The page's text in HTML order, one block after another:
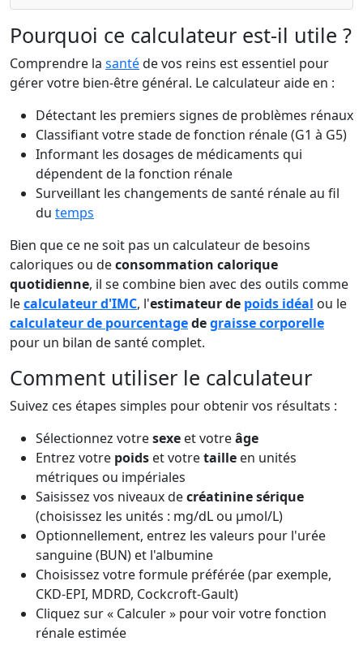
Pourquoi ce calculateur est-il utile ?
Comprendre la santéde vos reins est essentiel pour
gérer votre bien-être général. Le calculateur aide en :
Détectant les premiers signes de problèmes rénaux
Classifiant votre stade de fonction rénale (G1 à G5)
Informant les dosages de médicaments qui
dépendent de la fonction rénale
Surveillant les changements de santé rénale au fil
du temps
Bien que ce ne soit pas un calculateur de besoins
caloriques ou deconsommation calorique
quotidienne, il se combine bien avec des outils comme
lecalculateur d'IMC, l'estimateur de poids idéal ou le
calculateur de pourcentagedegraisse corporelle
pour un bilan de santé complet.
Comment utiliser le calculateur
Suivez ces étapes simples pour obtenir vos résultats :
Sélectionnez votresexe et votreâge
Entrez votre poids et votretaille en unités
métriques ou impériales
Saisissez vos niveaux decréatinine sérique
(choisissez les unités : mg/dL ou µmol/L)
Optionnellement, entrez les valeurs pour l'urée
sanguine (BUN) et l'albumine
Choisissez votre formule préférée (par exemple,
CKD-EPI, MDRD, Cockcroft-Gault)
Cliquez sur « Calculer » pour voir votre fonction
rénale estimée